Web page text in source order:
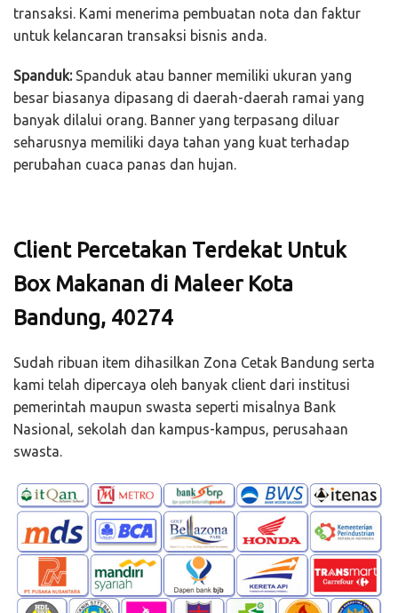
transaksi. Kami menerima pembuatan nota dan faktur
untuk kelancaran transaksi bisnis anda.
Spanduk:Spanduk atau banner memiliki ukuran yang
besar biasanya dipasang di daerah-daerah ramai yang
banyak dilalui orang. Banner yang terpasang diluar
seharusnya memiliki daya tahan yang kuat terhadap
perubahan cuaca panas dan hujan.
Client Percetakan Terdekat Untuk
Box Makanan di Maleer Kota
Bandung, 40274
Sudah ribuan item dihasilkan Zona Cetak Bandung serta
kami telah dipercaya oleh banyak client dari institusi
pemerintah maupun swasta seperti misalnya Bank
Nasional, sekolah dan kampus-kampus, perusahaan
swasta.